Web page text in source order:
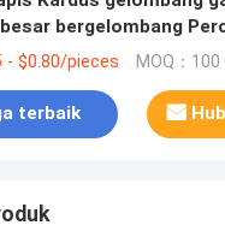
bergelombang
- $0.80/pieces MOQ：
terbaik